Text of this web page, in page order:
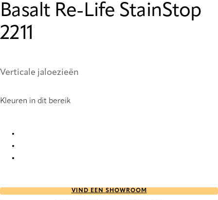
Basalt Re-Life StainStop
2211
Verticale jaloezieën
Kleuren in dit bereik
VIND EEN SHOWROOM